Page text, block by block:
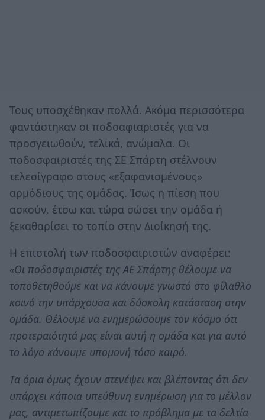
Τους υποσχέθηκαν πολλά. Ακόμα περισσότερα
φαντάστηκαν οι ποδοαφιαριστές για να
προσγειωθούν, τελικά, ανώμαλα. Οι
ποδοσφαιριστές της ΣΕ Σπάρτη στέλνουν
τελεσίγραφο στους «εξαφανισμένους»
αρμόδιους της ομάδας. Ίσως η πίεση που
ασκούν, έτσω και τώρα σώσει την ομάδα ή
ξεκαθαρίσει το τοπίο στην Διοίκησή της.
Η επιστολή των ποδοσφαιριστών αναφέρει:
«Οι ποδοσφαιριστές της ΑΕ Σπάρτης θέλουμε να
τοποθετηθούμε και να κάνουμε γνωστό στο φίλαθλο
κοινό την υπάρχουσα και δύσκολη κατάσταση στην
ομάδα. Θέλουμε να ενημερώσουμε τον κόσμο ότι
προτεραιότητά μας είναι αυτή η ομάδα και για αυτό
το λόγο κάνουμε υπομονή τόσο καιρό.
Τα όρια όμως έχουν στενέψει και βλέποντας ότι δεν
υπάρχει κάποια υπεύθυνη ενημέρωση για το μέλλον
μας, αντιμετωπίζουμε και το πρόβλημα με τα δελτία